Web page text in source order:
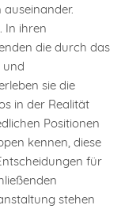
In ihren
die durch das
und
sie die
in der Realität
Positionen
kennen, diese
für
stehen